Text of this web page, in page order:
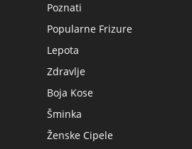
Poznati
Popularne Frizure
Lepota
Zdravlje
Boja Kose
Šminka
Ženske Cipele